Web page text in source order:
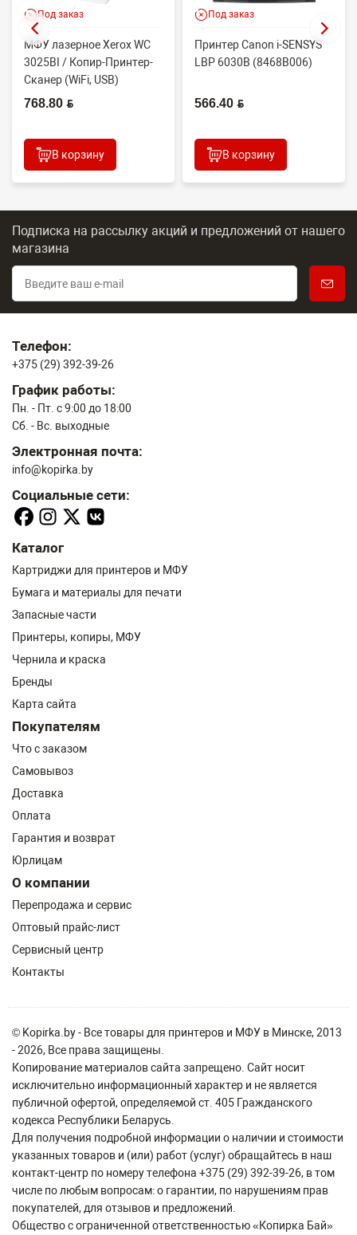
Под заказ
МФУ лазерное Xerox WC
3025BI / Копир-Принтер-
Сканер (WiFi, USB)
768.80 BYN
В корзину
Под заказ
Принтер Canon i-SENSYS
LBP 6030B (8468B006)
566.40 BYN
В корзину
Подписка на рассылку акций и предложений от нашего
магазина
Телефон:
+375 (29) 392-39-26
График работы:
Пн. - Пт. с 9:00 до 18:00
Сб. - Вс. выходные
Электронная почта:
info@kopirka.by
Социальные сети:
Каталог
Картриджи для принтеров и МФУ
Бумага и материалы для печати
Запасные части
Принтеры, копиры, МФУ
Чернила и краска
Бренды
Карта сайта
Покупателям
Что с заказом
Самовывоз
Доставка
Оплата
Гарантия и возврат
Юрлицам
О компании
Перепродажа и сервис
Оптовый прайс-лист
Сервисный центр
Контакты
© Kopirka.by - Все товары для принтеров и МФУ в Минске, 2013
- 2026, Все права защищены.
Копирование материалов сайта запрещено. Сайт носит
исключительно информационный характер и не является
публичной офертой, определяемой ст. 405 Гражданского
кодекса Республики Беларусь.
Для получения подробной информации о наличии и стоимости
указанных товаров и (или) работ (услуг) обращайтесь в наш
контакт-центр по номеру телефона +375 (29) 392-39-26, в том
числе по любым вопросам: о гарантии, по нарушениям прав
покупателей, для отзывов и предложений.
Общество с ограниченной ответственностью «Копирка Бай»